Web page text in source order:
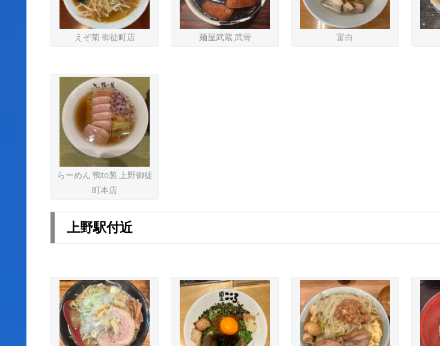
えぞ菊 御徒町店 麺屋武蔵 武骨 富白
らーめん 鴨to葱 上野御徒
町本店
上野駅付近